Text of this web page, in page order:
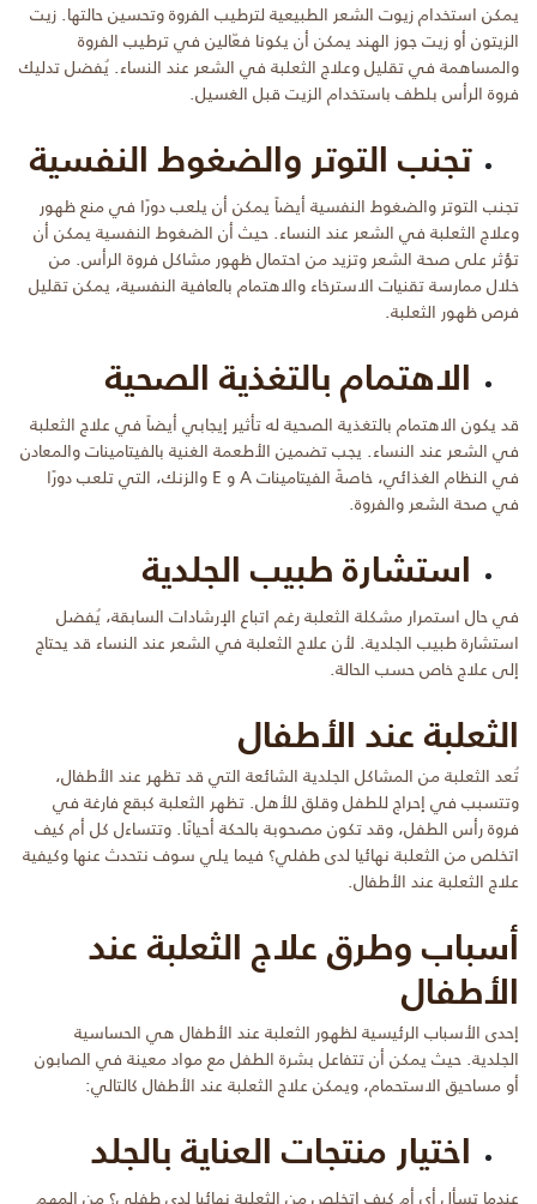
يمكن استخدام زيوت الشعر الطبيعية لترطيب الفروة وتحسين حالتها. زيت
الزيتون أو زيت جوز الهند يمكن أن يكونا فعّالين في ترطيب الفروة
والمساهمة في تقليل وعلاج الثعلبة في الشعر عند النساء. يُفضل تدليك
فروة الرأس بلطف باستخدام الزيت قبل الغسيل.
تجنب التوتر والضغوط النفسية
تجنب التوتر والضغوط النفسية أيضاً يمكن أن يلعب دورًا في منع ظهور
وعلاج الثعلبة في الشعر عند النساء. حيث أن الضغوط النفسية يمكن أن
تؤثر على صحة الشعر وتزيد من احتمال ظهور مشاكل فروة الرأس. من
خلال ممارسة تقنيات الاسترخاء والاهتمام بالعافية النفسية، يمكن تقليل
فرص ظهور الثعلبة.
الاهتمام بالتغذية الصحية
قد يكون الاهتمام بالتغذية الصحية له تأثير إيجابي أيضاً في علاج الثعلبة
في الشعر عند النساء. يجب تضمين الأطعمة الغنية بالفيتامينات والمعادن
في النظام الغذائي، خاصةً الفيتامينات A و E والزنك، التي تلعب دورًا
في صحة الشعر والفروة.
استشارة طبيب الجلدية
في حال استمرار مشكلة الثعلبة رغم اتباع الإرشادات السابقة، يُفضل
استشارة طبيب الجلدية. لأن علاج الثعلبة في الشعر عند النساء قد يحتاج
إلى علاج خاص حسب الحالة.
الثعلبة عند الأطفال
تُعد الثعلبة من المشاكل الجلدية الشائعة التي قد تظهر عند الأطفال،
وتتسبب في إحراج للطفل وقلق للأهل. تظهر الثعلبة كبقع فارغة في
فروة رأس الطفل، وقد تكون مصحوبة بالحكة أحيانًا. وتتساءل كل أم كيف
اتخلص من الثعلبة نهائيا لدى طفلي؟ فيما يلي سوف نتحدث عنها وكيفية
علاج الثعلبة عند الأطفال.
أسباب وطرق علاج الثعلبة عند
الأطفال
إحدى الأسباب الرئيسية لظهور الثعلبة عند الأطفال هي الحساسية
الجلدية. حيث يمكن أن تتفاعل بشرة الطفل مع مواد معينة في الصابون
أو مساحيق الاستحمام، ويمكن علاج الثعلبة عند الأطفال كالتالي:
اختيار منتجات العناية بالجلد
عندما تسأل أي أم كيف اتخلص من الثعلبة نهائيا لدى طفلي؟ من المهم